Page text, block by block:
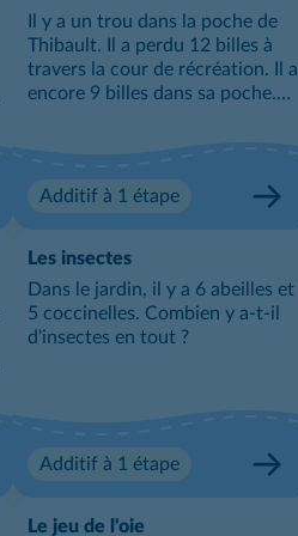
Il y a un trou dans la poche de
Thibault. Il a perdu 12 billes à
travers la cour de récréation. Il a
encore 9 billes dans sa poche.
Additif à 1 étape
Les insectes
Dans le jardin, il y a 6 abeilles et
5 coccinelles. Combien y a-t-il
d'insectes en tout ?
Additif à 1 étape
Le jeu de l'oie